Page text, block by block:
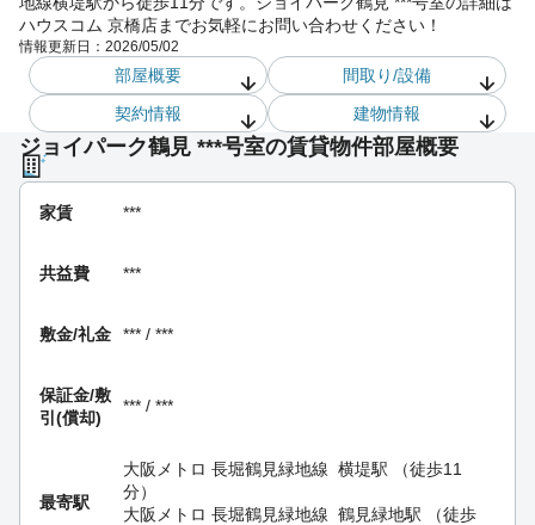
ハウスコム 京橋店までお気軽にお問い合わせください！
情報更新日： 2026/05/02
部屋概要
間取り/設備
契約情報
建物情報
ジョイパーク鶴見 ***号室の賃貸物件部屋概要
家賃 ***
共益費 ***
敷金/礼金 *** / ***
保証金/敷
引(償却)
*** / ***
最寄駅
大阪メトロ 長堀鶴見緑地線 横堤駅 （徒歩11
分）
大阪メトロ 長堀鶴見緑地線 鶴見緑地駅 （徒歩